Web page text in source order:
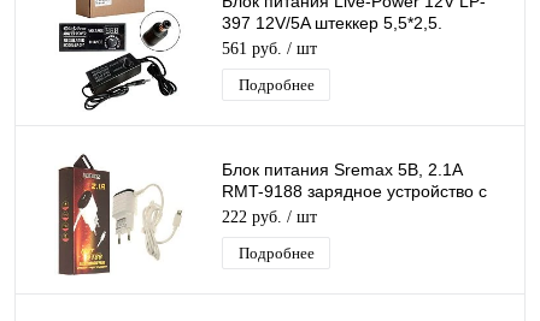
397 12V/5A штеккер 5,5*2,5.
импульсный
561 руб. / шт
Подробнее
Блок питания Sremax 5В, 2.1А
RMT-9188 зарядное устройство с
USB + кабель Iphone 1,2 м черный
222 руб. / шт
Подробнее